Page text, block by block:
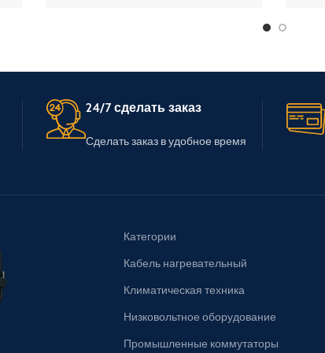
24/7 сделать заказ
Сделать заказ в удобное время
Категории
Кабель нагревательный
Климатическая техника
Низковольтное оборудование
Промышленные коммутаторы